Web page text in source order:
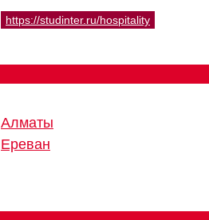
https://studinter.ru/hospitality
Алматы
Ереван